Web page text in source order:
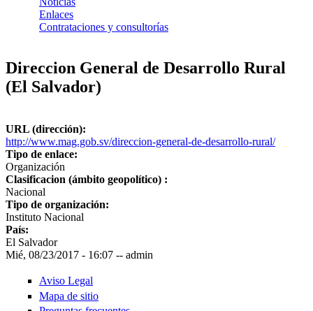
Enlaces
Contrataciones y consultorías
Direccion General de Desarrollo Rural
(El Salvador)
URL (dirección):
http://www.mag.gob.sv/direccion-general-de-desarrollo-rural/
Tipo de enlace:
Organización
Clasificacion (ámbito geopolítico) :
Nacional
Tipo de organización:
Instituto Nacional
País:
El Salvador
Mié, 08/23/2017 - 16:07 -- admin
Aviso Legal
Mapa de sitio